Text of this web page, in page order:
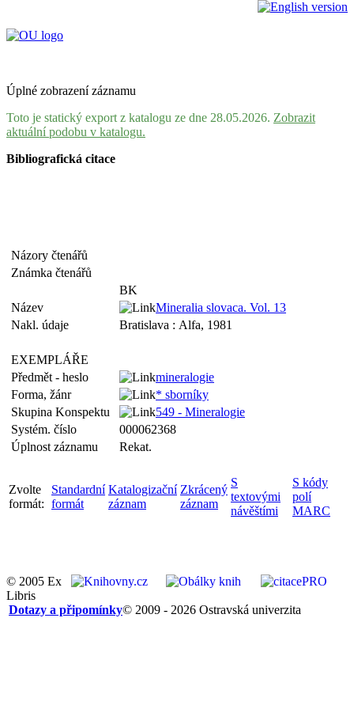
Úplné zobrazení záznamu
Toto je statický export z katalogu ze dne 28.05.2026. Zobrazit
aktuální podobu v katalogu.
Bibliografická citace
Názory čtenářů
Známka čtenářů
BK
Název
Mineralia slovaca. Vol. 13
Nakl. údaje
Bratislava : Alfa, 1981
EXEMPLÁŘE
Předmět - heslo
mineralogie
Forma, žánr
* sborníky
Skupina Konspektu
549 - Mineralogie
Systém. číslo
000062368
Úplnost záznamu
Rekat.
Zvolte
formát:
Standardní
formát
Katalogizační
záznam
Zkrácený
záznam
S
textovými
návěštími
S kódy
polí
MARC
© 2005 Ex
Libris
© 2009 - 2026 Ostravská univerzita
Dotazy a připomínky